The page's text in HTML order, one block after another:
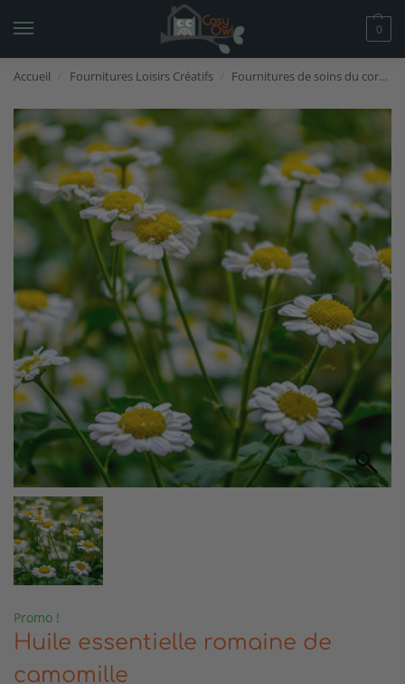
0
Accueil Fournitures Loisirs Créatifs Fournitures de soins du corps
Promo !
Huile essentielle romaine de
camomille